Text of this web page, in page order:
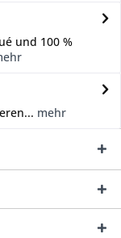
und 100 %
mehr